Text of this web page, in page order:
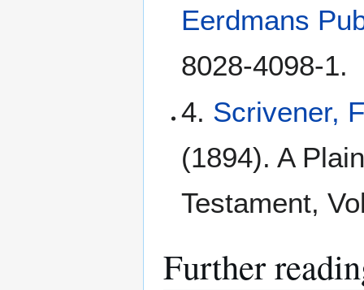
Eerdmans
8028-4098-1.
4. Scrivener,
(1894). A
Testament,
Further